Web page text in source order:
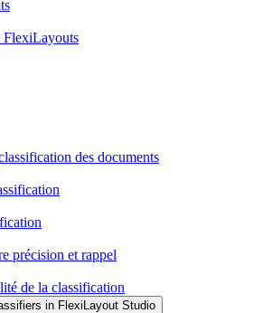
FlexiLayouts
des documents
précision et rappel
de la classification
in FlexiLayout Studio